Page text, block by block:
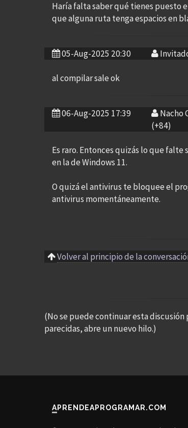
Haría falta saber qué tienes puesto
que alguna ruta tenga espacios en
05-Aug-2025 20:30
al compilar sale ok
06-Aug-2025 17:39
Nacho
(+84)
Es raro. Entonces quizás lo que falte
en la de Windows 11.
O quizá el antivirus te bloquee el
antivirus momentáneamente.
Volver al principio de la
(No se puede continuar esta
parecidas, abre un nuevo hilo.)
APRENDEAPROGRAMAR.COM